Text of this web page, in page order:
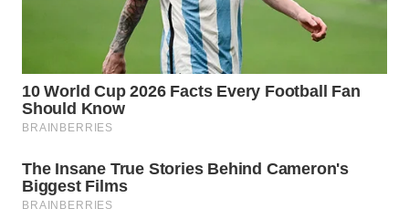
WAHANA
LISTRIK
WAHANA
TRAVEL